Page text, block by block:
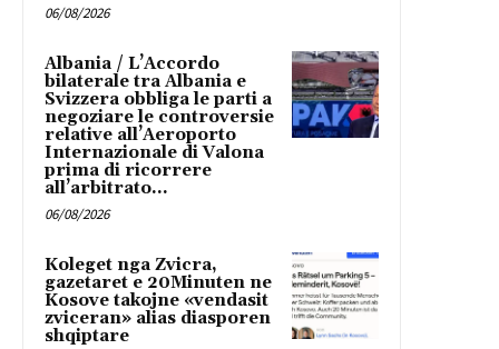
06/08/2026
Albania / L’Accordo
bilaterale tra Albania e
Svizzera obbliga le parti a
negoziare le controversie
relative all’Aeroporto
Internazionale di Valona
prima di ricorrere
all’arbitrato...
06/08/2026
Koleget nga Zvicra,
gazetaret e 20Minuten ne
Kosove takojne «vendasit
zviceran» alias diasporen
shqiptare